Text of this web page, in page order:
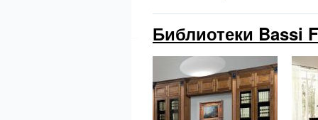
Библиотеки Bassi